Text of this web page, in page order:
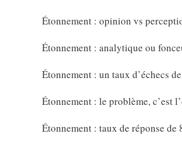
Étonnement : opinion vs
Étonnement : analytique ou
Étonnement : un taux d’échecs
Étonnement : le problème, c’est
Étonnement : taux de réponse de